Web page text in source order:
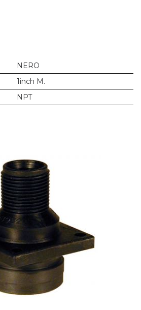
NERO
1inch M.
NPT